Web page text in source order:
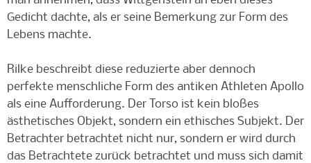
Gedicht dachte, als er seine Bemerkung zur Form des
Lebens machte.
Rilke beschreibt diese reduzierte aber dennoch
perfekte menschliche Form des antiken Athleten Apollo
als eine Aufforderung. Der Torso ist kein bloßes
ästhetisches Objekt, sondern ein ethisches Subjekt. Der
Betrachter betrachtet nicht nur, sondern er wird durch
das Betrachtete zurück betrachtet und muss sich damit